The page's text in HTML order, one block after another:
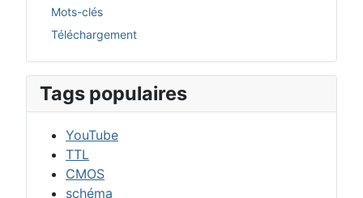
Mots-clés
Téléchargement
Tags populaires
YouTube
TTL
CMOS
schéma